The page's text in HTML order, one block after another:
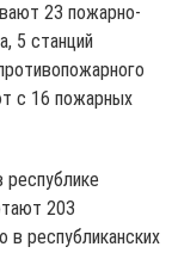
23 пожарно-
5 станций
с 16 пожарных
203
республиканских